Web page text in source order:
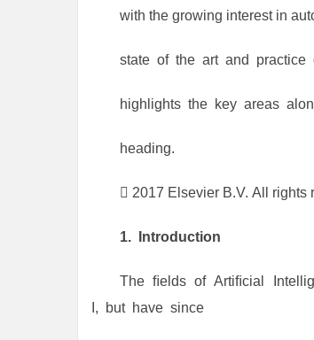
with the growing interest in
state of the art and practice
highlights the key areas
heading.
 2017 Elsevier B.V. All rights
1. Introduction
The ﬁelds of Artiﬁcial
I, but have since